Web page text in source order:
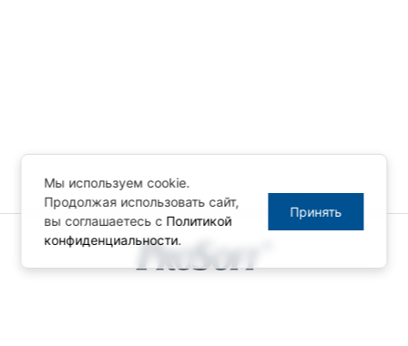
Мы используем cookie.
Продолжая использовать сайт,
вы соглашаетесь с Политикой
конфиденциальности.
Принять